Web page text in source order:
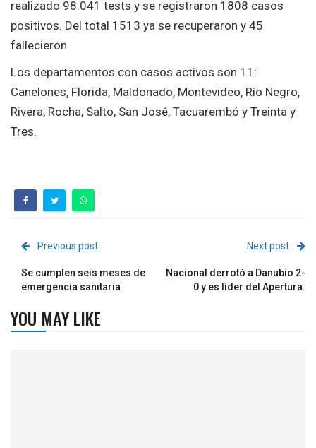
realizado 98.041 tests y se registraron 1808 casos
positivos. Del total 1513 ya se recuperaron y 45
fallecieron
Los departamentos con casos activos son 11:
Canelones, Florida, Maldonado, Montevideo, Río Negro,
Rivera, Rocha, Salto, San José, Tacuarembó y Treinta y
Tres.
Previous post
Se cumplen seis meses de
emergencia sanitaria
Next post
Nacional derrotó a Danubio 2-
0 y es líder del Apertura.
YOU MAY LIKE